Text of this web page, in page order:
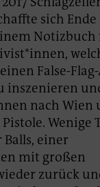
sich Ende
Notizbuch
False-
inszenieren
nach Wien
Wenige
einer
mit großen
zurück